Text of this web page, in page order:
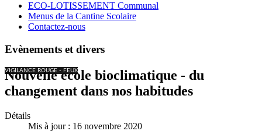
ECO-LOTISSEMENT Communal
Menus de la Cantine Scolaire
Contactez-nous
Evènements et divers
VIGILANCE ROUGE - FEUX
Nouvelle école bioclimatique - du
changement dans nos habitudes
Détails
Mis à jour : 16 novembre 2020